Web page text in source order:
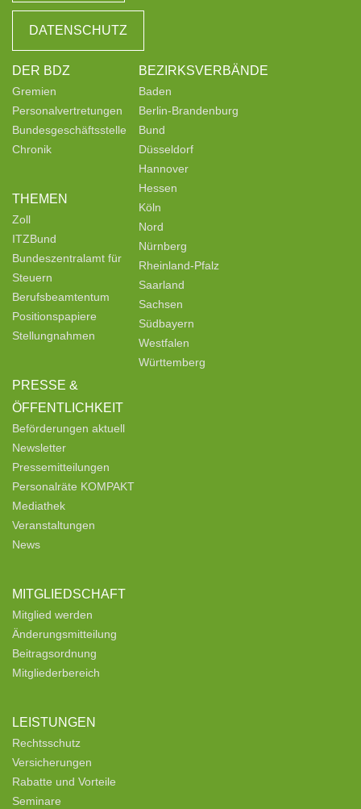
DATENSCHUTZ
DER BDZ
Gremien
Personalvertretungen
Bundesgeschäftsstelle
Chronik
THEMEN
Zoll
ITZBund
Bundeszentralamt für
Steuern
Berufsbeamtentum
Positionspapiere
Stellungnahmen
PRESSE &
ÖFFENTLICHKEIT
Beförderungen aktuell
Newsletter
Pressemitteilungen
Personalräte KOMPAKT
Mediathek
Veranstaltungen
News
MITGLIEDSCHAFT
Mitglied werden
Änderungsmitteilung
Beitragsordnung
Mitgliederbereich
LEISTUNGEN
Rechtsschutz
Versicherungen
Rabatte und Vorteile
Seminare
BEZIRKSVERBÄNDE
Baden
Berlin-Brandenburg
Bund
Düsseldorf
Hannover
Hessen
Köln
Nord
Nürnberg
Rheinland-Pfalz
Saarland
Sachsen
Südbayern
Westfalen
Württemberg